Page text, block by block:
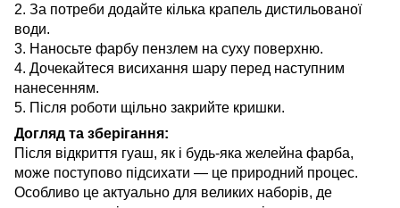
2. За потреби додайте кілька крапель дистильованої
води.
3. Наносьте фарбу пензлем на суху поверхню.
4. Дочекайтеся висихання шару перед наступним
нанесенням.
5. Після роботи щільно закрийте кришки.
Догляд та зберігання:
Після відкриття гуаш, як і будь-яка желейна фарба,
може поступово підсихати — це природний процес.
Особливо це актуально для великих наборів, де